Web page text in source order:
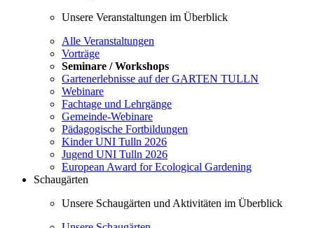
Unsere Veranstaltungen im Überblick
Alle Veranstaltungen
Vorträge
Seminare / Workshops
Gartenerlebnisse auf der GARTEN TULLN
Webinare
Fachtage und Lehrgänge
Gemeinde-Webinare
Pädagogische Fortbildungen
Kinder UNI Tulln 2026
Jugend UNI Tulln 2026
European Award for Ecological Gardening
Schaugärten
Unsere Schaugärten und Aktivitäten im Überblick